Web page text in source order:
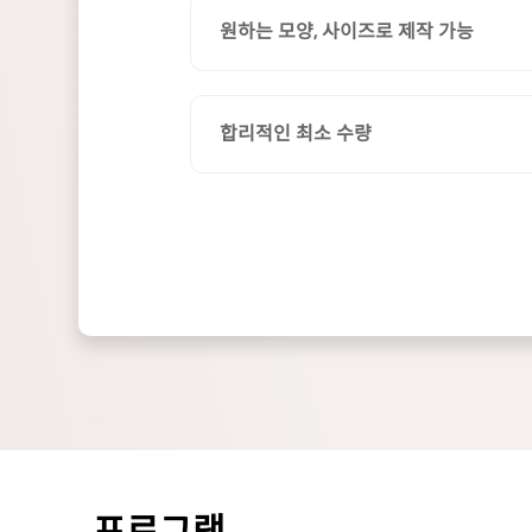
원하는 모양, 사이즈로 제작 가능
합리적인 최소 수량